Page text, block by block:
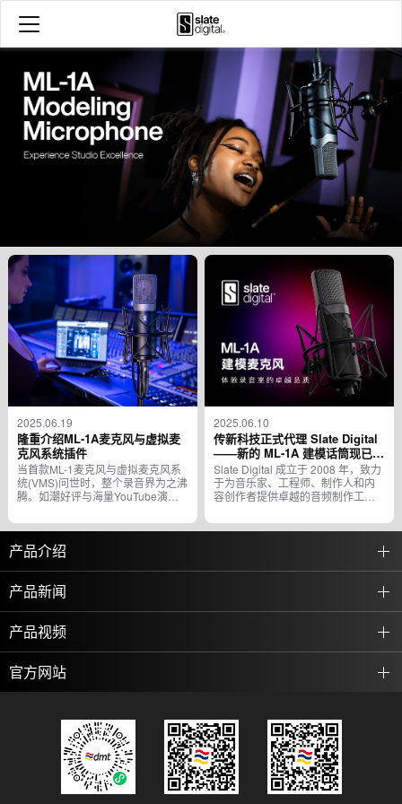
2025.06.19
隆重介绍ML-1A麦克风与虚拟麦
克风系统插件
当首款ML-1麦克风与虚拟麦克风系
统(VMS)问世时，整个录音界为之沸
腾。如潮好评与海量YouTube演示
戏规则——...
2025.06.10
传新科技正式代理 Slate Digital
——新的 ML-1A 建模话筒现已发
售
Slate Digital 成立于 2008 年，致力
于为音乐家、工程师、制作人和内
容创作者提供卓越的音频制作工
Slat...
产品介绍
产品新闻
产品视频
官方网站